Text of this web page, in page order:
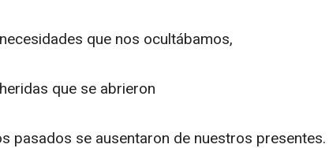
que nos ocultábamos,
que se abrieron
pasados se ausentaron de nuestros presentes.